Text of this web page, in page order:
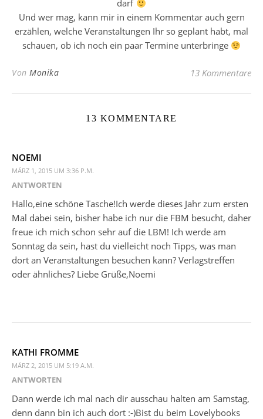
darf
Und wer mag, kann mir in einem Kommentar auch gern
erzählen, welche Veranstaltungen Ihr so geplant habt, mal
schauen, ob ich noch ein paar Termine unterbringe
Von Monika 13 Kommentare
13 KOMMENTARE
NOEMI
MÄRZ 1, 2015 UM 3:36 P.M.
ANTWORTEN
Hallo,eine schöne Tasche!Ich werde dieses Jahr zum ersten
Mal dabei sein, bisher habe ich nur die FBM besucht, daher
freue ich mich schon sehr auf die LBM! Ich werde am
Sonntag da sein, hast du vielleicht noch Tipps, was man
dort an Veranstaltungen besuchen kann? Verlagstreffen
oder ähnliches? Liebe Grüße,Noemi
KATHI FROMME
MÄRZ 2, 2015 UM 5:19 A.M.
ANTWORTEN
Dann werde ich mal nach dir ausschau halten am Samstag,
denn dann bin ich auch dort :-)Bist du beim Lovelybooks